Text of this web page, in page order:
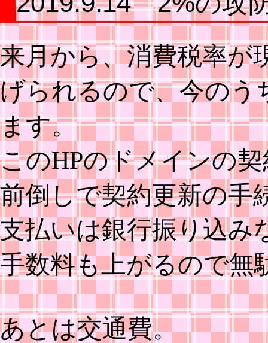
来月から、消費税率が
げられるので、今の
ます。
このHPのドメインの
前倒しで契約更新の手
支払いは銀行振り込み
手数料も上がるので無
あとは交通費。